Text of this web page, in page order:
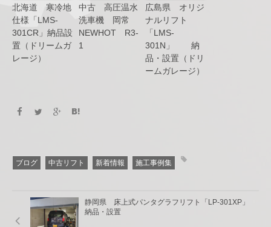
北海道 寒冷地
仕様「LMS-
301CR」納品設
置（ドリームガ
レージ）
中古 高圧温水
洗車機 岡常
NEWHOT R3-
1
広島県 オリジ
ナルリフト
「LMS-
301N」 納
品・設置（ドリ
ームガレージ）
ブログ 中古リフト 新着情報 施工事例集
静岡県 床上式パンタグラフリフト「LP-301XP」
納品・設置